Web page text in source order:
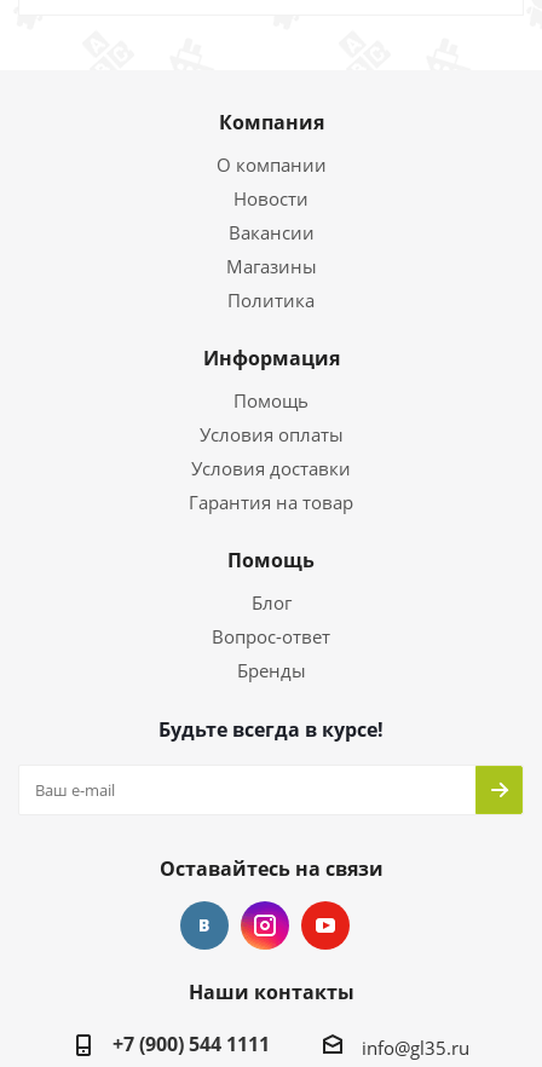
Компания
О компании
Новости
Вакансии
Магазины
Политика
Информация
Помощь
Условия оплаты
Условия доставки
Гарантия на товар
Помощь
Блог
Вопрос-ответ
Бренды
Будьте всегда в курсе!
Оставайтесь на связи
Наши контакты
+7 (900) 544 1111
info@gl35.ru